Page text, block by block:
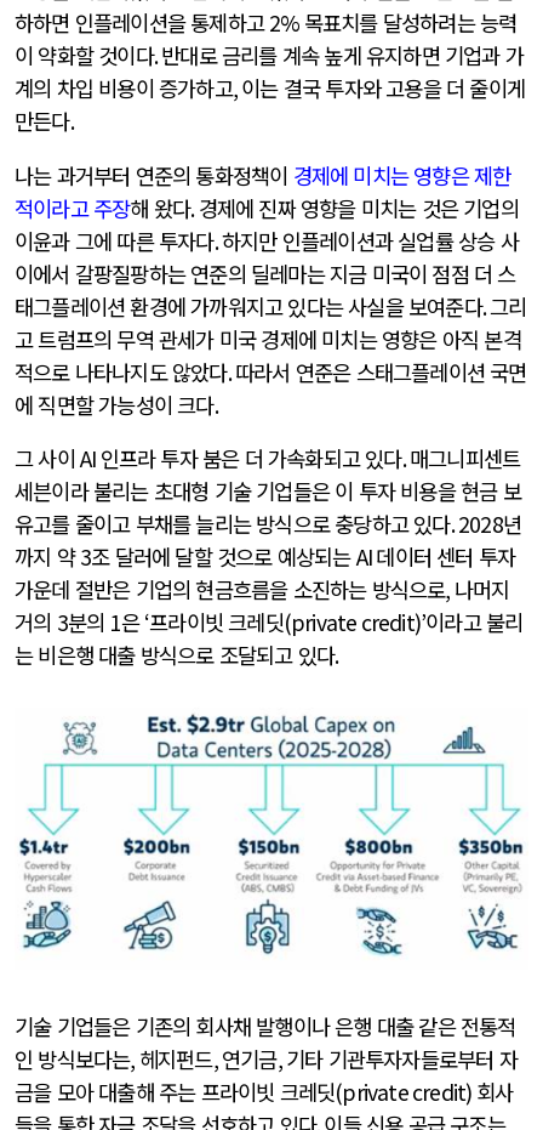
하하면 인플레이션을 통제하고2% 목표치를 달성하려는 능력
이 약화할 것이다.반대로 금리를 계속 높게 유지하면 기업과 가
계의 차입 비용이 증가하고,이는 결국 투자와 고용을 더 줄이게
만든다.
나는 과거부터 연준의 통화정책이 경제에 미치는 영향은 제한
적이라고 주장해 왔다.경제에 진짜 영향을 미치는 것은 기업의
이윤과 그에 따른 투자다.하지만 인플레이션과 실업률 상승 사
이에서 갈팡질팡하는 연준의 딜레마는 지금 미국이 점점 더 스
태그플레이션 환경에 가까워지고 있다는 사실을 보여준다.그리
고 트럼프의 무역 관세가 미국 경제에 미치는 영향은 아직 본격
적으로 나타나지도 않았다.따라서 연준은 스태그플레이션 국면
에 직면할 가능성이 크다.
그 사이AI 인프라 투자 붐은 더 가속화되고 있다.매그니피센트
세븐이라 불리는 초대형 기술 기업들은 이 투자 비용을 현금 보
유고를 줄이고 부채를 늘리는 방식으로 충당하고 있다. 2028년
까지 약3조 달러에 달할 것으로 예상되는AI데이터 센터 투자
가운데 절반은 기업의 현금흐름을 소진하는 방식으로, 나머지
거의 3분의 1은‘프라이빗 크레딧(private credit)’이라고 불리
는 비은행 대출 방식으로 조달되고 있다.
기술 기업들은 기존의 회사채 발행이나 은행 대출 같은 전통적
인 방식보다는, 헤지펀드,연기금,기타 기관투자자들로부터 자
금을 모아 대출해 주는 프라이빗 크레딧(private credit) 회사